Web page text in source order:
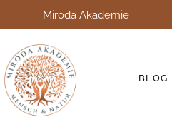
Miroda Akademie
BLOG